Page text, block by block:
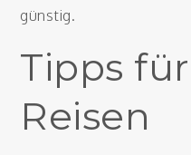
günstig.
Tipps
Reisen